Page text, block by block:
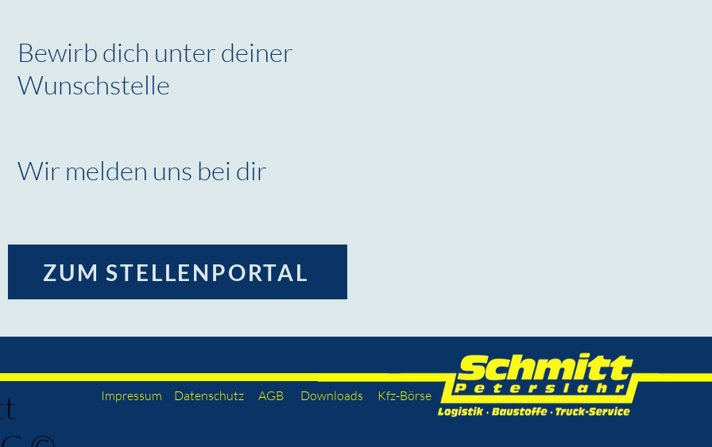
Bewirb dich unter deiner
Wunschstelle
Wir melden uns bei dir
ZUM STELLENPORTAL
Impressum Datenschutz AGB Downloads Kfz-Börse